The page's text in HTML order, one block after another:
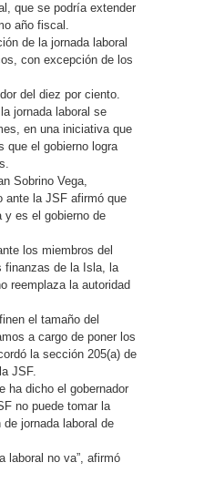
que se podría extender
año fiscal.
de la jornada laboral
con excepción de los
del diez por ciento.
jornada laboral se
en una iniciativa que
que el gobierno logra
Sobrino Vega,
ante la JSF afirmó que
y es el gobierno de
los miembros del
finanzas de la Isla, la
reemplaza la autoridad
el tamaño del
a cargo de poner los
la sección 205(a) de
JSF.
ha dicho el gobernador
no puede tomar la
jornada laboral de
laboral no va”, afirmó